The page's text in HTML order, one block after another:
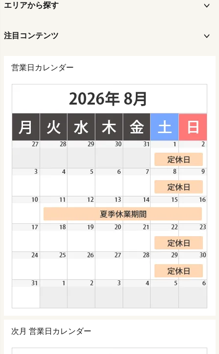
エリアから探す
注目コンテンツ
営業日カレンダー
次月 営業日カレンダー